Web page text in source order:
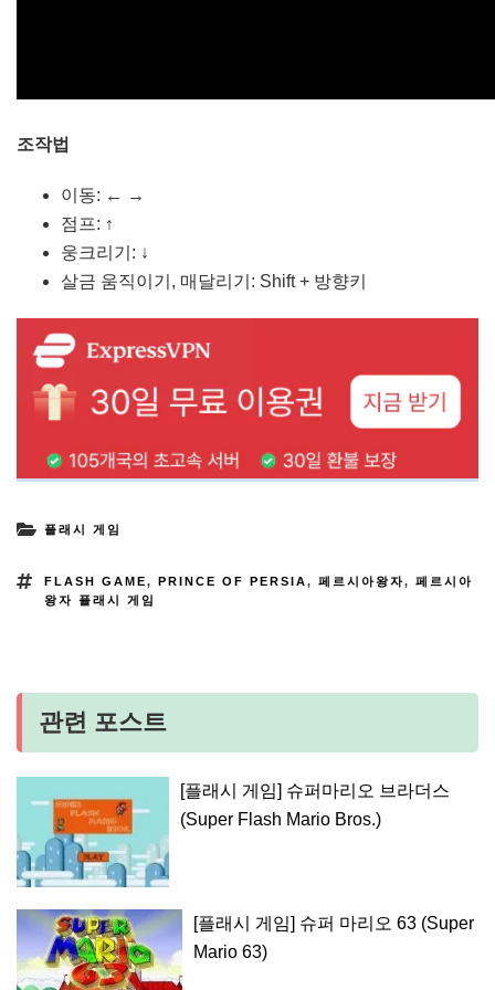
조작법
이동: ← →
점프: ↑
웅크리기: ↓
살금 움직이기, 매달리기: Shift + 방향키
플래시 게임
FLASH GAME, PRINCE OF PERSIA, 페르시아왕자, 페르시아
왕자 플래시 게임
관련 포스트
[플래시 게임] 슈퍼마리오 브라더스
(Super Flash Mario Bros.)
[플래시 게임] 슈퍼 마리오 63 (Super
Mario 63)